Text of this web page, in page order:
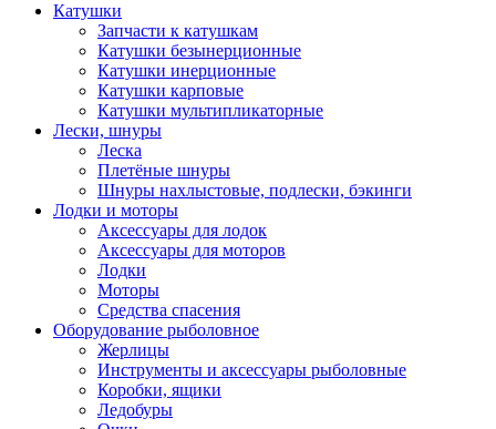
Катушки
Запчасти к катушкам
Катушки безынерционные
Катушки инерционные
Катушки карповые
Катушки мультипликаторные
Лески, шнуры
Леска
Плетёные шнуры
Шнуры нахлыстовые, подлески, бэкинги
Лодки и моторы
Аксессуары для лодок
Аксессуары для моторов
Лодки
Моторы
Средства спасения
Оборудование рыболовное
Жерлицы
Инструменты и аксессуары рыболовные
Коробки, ящики
Ледобуры